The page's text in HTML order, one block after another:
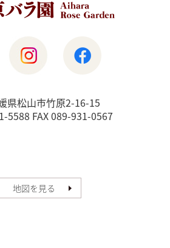
松山市竹原2-16-15
5588 FAX 089-931-0567
地図を見る